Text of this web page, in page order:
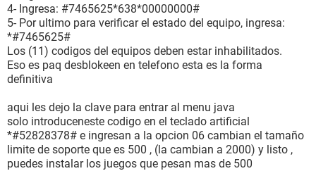
4- Ingresa: #7465625*638*00000000#
5- Por ultimo para verificar el estado del equipo, ingresa:
*#7465625#
Los (11) codigos del equipos deben estar inhabilitados.
Eso es paq desblokeen en telefono esta es la forma
definitiva
aqui les dejo la clave para entrar al menu java
solo introduceneste codigo en el teclado artificial
*#52828378# e ingresan a la opcion 06 cambian el tamaño
limite de soporte que es 500 , (la cambian a 2000) y listo ,
puedes instalar los juegos que pesan mas de 500